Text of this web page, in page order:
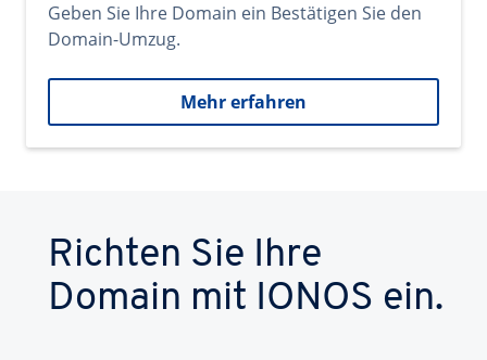
Geben Sie Ihre Domain ein Bestätigen Sie den
Domain-Umzug.
Mehr erfahren
Richten Sie Ihre
Domain mit IONOS ein.